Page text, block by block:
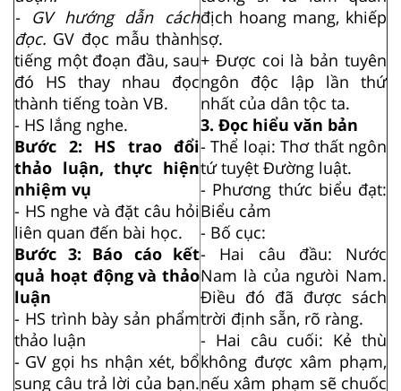
- GV hướng dẫn cách
đọc. GV đọc mẫu thành
tiếng một đoạn đầu, sau
đó HS thay nhau đọc
thành tiếng toàn VB.
- HS lắng nghe.
Bước 2: HS trao đổi
thảo luận, thực hiện
nhiệm vụ
- HS nghe và đặt câu hỏi
liên quan đến bài học.
Bước 3: Báo cáo kết
quả hoạt động và thảo
luận
- HS trình bày sản phẩm
thảo luận
- GV gọi hs nhận xét, bổ
sung câu trả lời của bạn.
địch hoang mang, khiếp
sợ.
+ Được coi là bản tuyên
ngôn độc lập lần thứ
nhất của dân tộc ta.
3. Đọc hiểu văn bản
- Thể loại: Thơ thất ngôn
tứ tuyệt Đường luật.
- Phương thức biểu đạt:
Biểu cảm
- Bố cục:
- Hai câu đầu: Nước
Nam là của ngưòi Nam.
Điều đó đã được sách
trời định sẵn, rõ ràng.
- Hai câu cuối: Kẻ thù
không được xâm phạm,
nếu xâm phạm sẽ chuốc